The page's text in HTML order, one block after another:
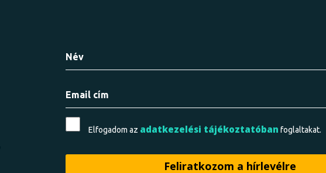
Elfogadom az adatkezelési tájékoztatóban foglaltakat.